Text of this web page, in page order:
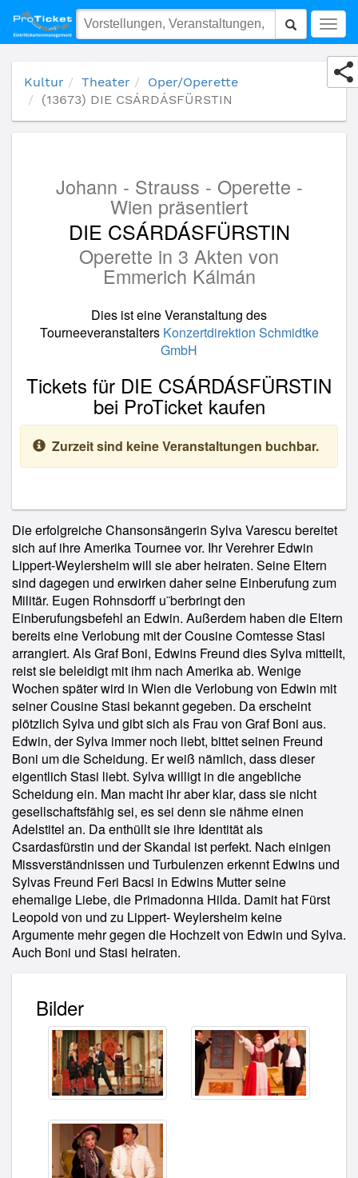
(13673) DIE CSÁRDÁSFÜRSTIN
Kultur Theater
Oper/Operette
(13673) DIE CSÁRDÁSFÜRSTIN
Johann - Strauss - Operette -
Wien präsentiert
DIE CSÁRDÁSFÜRSTIN
Operette in 3 Akten von
Emmerich Kálmán
Dies ist eine Veranstaltung des
Tourneeveranstalters Konzertdirektion Schmidtke
GmbH
Tickets für DIE CSÁRDÁSFÜRSTIN
bei ProTicket kaufen
Zurzeit sind keine Veranstaltungen buchbar.
Die erfolgreiche Chansonsängerin Sylva Varescu bereitet
sich auf ihre Amerika Tournee vor. Ihr Verehrer Edwin
Lippert-Weylersheim will sie aber heiraten. Seine Eltern
sind dagegen und erwirken daher seine Einberufung zum
Militär. Eugen Rohnsdorff u¨berbringt den
Einberufungsbefehl an Edwin. Außerdem haben die Eltern
bereits eine Verlobung mit der Cousine Comtesse Stasi
arrangiert. Als Graf Boni, Edwins Freund dies Sylva mitteilt,
reist sie beleidigt mit ihm nach Amerika ab. Wenige
Wochen später wird in Wien die Verlobung von Edwin mit
seiner Cousine Stasi bekannt gegeben. Da erscheint
plötzlich Sylva und gibt sich als Frau von Graf Boni aus.
Edwin, der Sylva immer noch liebt, bittet seinen Freund
Boni um die Scheidung. Er weiß nämlich, dass dieser
eigentlich Stasi liebt. Sylva willigt in die angebliche
Scheidung ein. Man macht ihr aber klar, dass sie nicht
gesellschaftsfähig sei, es sei denn sie nähme einen
Adelstitel an. Da enthüllt sie ihre Identität als
Csardasfürstin und der Skandal ist perfekt. Nach einigen
Missverständnissen und Turbulenzen erkennt Edwins und
Sylvas Freund Feri Bacsi in Edwins Mutter seine
ehemalige Liebe, die Primadonna Hilda. Damit hat Fürst
Leopold von und zu Lippert- Weylersheim keine
Argumente mehr gegen die Hochzeit von Edwin und Sylva.
Auch Boni und Stasi heiraten.
Bilder